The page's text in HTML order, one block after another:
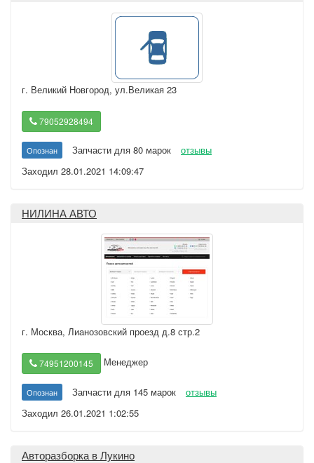
г. Великий Новгород, ул.Великая 23
79052928494
Опознан Запчасти для 80 марок
отзывы
Заходил 28.01.2021 14:09:47
НИЛИНА АВТО
г. Москва, Лианозовский проезд д.8 стр.2
74951200145 Менеджер
Опознан Запчасти для 145 марок
отзывы
Заходил 26.01.2021 1:02:55
Авторазборка в Лукино